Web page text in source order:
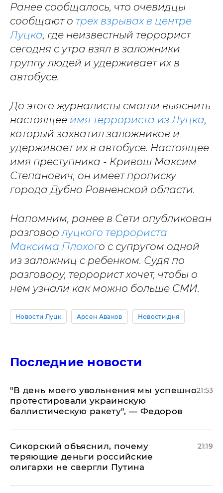
Ранее сообщалось, что очевидцы
сообщают о трех взрывах в центре
Луцка, где неизвестный террорист
сегодня с утра взял в заложники
группу людей и удерживает их в
автобусе.
До этого журналисты смогли выяснить
настоящее имя террориста из Луцка,
который захватил заложников и
удерживает их в автобусе. Настоящее
имя преступника - Кривош Максим
Степанович, он имеет прописку
города Дубно Ровненской области.
Напомним, ранее в Сети опубликован
разговор луцкого террориста
Максима Плохого с супругом одной
из заложниц с ребенком. Судя по
разговору, террорист хочет, чтобы о
нем узнали как можно больше СМИ.
Новости Луцк Арсен Аваков Новости дня
Последние новости
​"В день моего увольнения мы успешно
протестировали украинскую
баллистическую ракету", — Федоров
21:53
Сикорский объяснил, почему
теряющие деньги российские
олигархи не свергли Путина
21:19